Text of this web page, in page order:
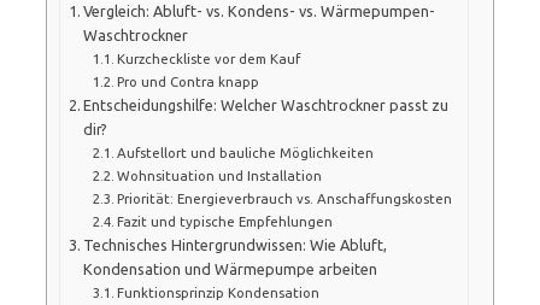
Vergleich: Abluft- vs. Kondens- vs. Wärmepumpen-
Waschtrockner
Kurzcheckliste vor dem Kauf
Pro und Contra knapp
Entscheidungshilfe: Welcher Waschtrockner passt zu
dir?
Aufstellort und bauliche Möglichkeiten
Wohnsituation und Installation
Priorität: Energieverbrauch vs. Anschaffungskosten
Fazit und typische Empfehlungen
Technisches Hintergrundwissen: Wie Abluft,
Kondensation und Wärmepumpe arbeiten
Funktionsprinzip Kondensation